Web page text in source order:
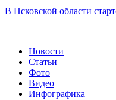
В Псковской области
Новости
Статьи
Фото
Видео
Инфографика